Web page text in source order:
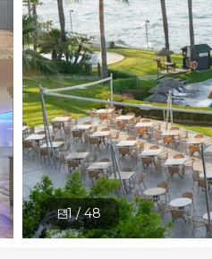
1 /48